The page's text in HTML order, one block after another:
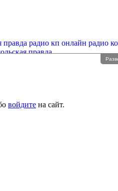
правда радио кп онлайн радио
правда
войдите на сайт.